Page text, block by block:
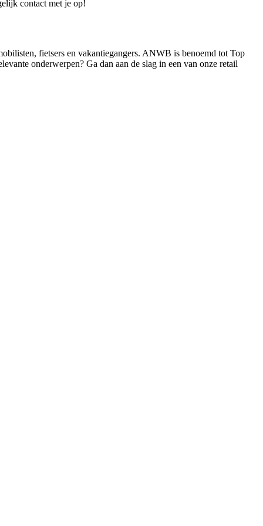
contact met je op!
fietsers en vakantiegangers. ANWB is benoemd tot Top
onderwerpen? Ga dan aan de slag in een van onze retail